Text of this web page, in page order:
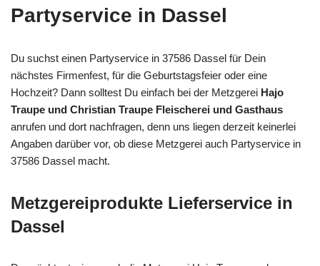
Partyservice in Dassel
Du suchst einen Partyservice in 37586 Dassel für Dein
nächstes Firmenfest, für die Geburtstagsfeier oder eine
Hochzeit? Dann solltest Du einfach bei der Metzgerei Hajo
Traupe und Christian Traupe Fleischerei und Gasthaus
anrufen und dort nachfragen, denn uns liegen derzeit keinerlei
Angaben darüber vor, ob diese Metzgerei auch Partyservice in
37586 Dassel macht.
Metzgereiprodukte Lieferservice in
Dassel